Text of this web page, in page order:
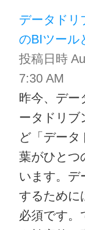
データドリ
のBIツール
投稿日時
7:30 AM
昨今、デー
ータドリブ
ど「データ
葉がひとつ
います。デ
するために
必須です。